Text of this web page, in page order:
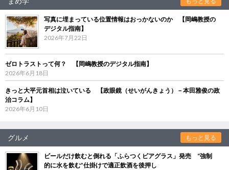
写真に埋まっている位置情報はおっかないのか 【岡嶋教授の
デジタル指南】
2026年7月22日
ゼロトラストって何？ 【岡嶋教授のデジタル指南】
2026年6月18日
きっと大平元首相は泣いている 【政眼鏡（せいがんきょう）－本田雅俊の政
治コラム】
2026年6月10日
グルメ もっと見る
ビールだけ飲むと倒れる「ふらつくビアグラス」発売 “強制
的に水を飲む”仕掛けで適正飲酒を後押し